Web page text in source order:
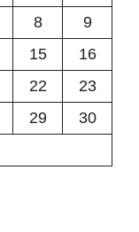
8
9
15
16
22
23
29
30